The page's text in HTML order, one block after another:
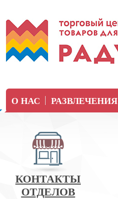
О НАС РАЗВЛЕЧЕНИЯ
КОНТАКТЫ
ОТДЕЛОВ